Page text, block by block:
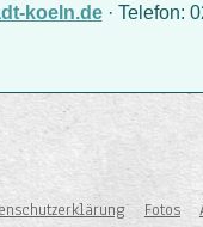
koeln.de· Telefon:
Fotos